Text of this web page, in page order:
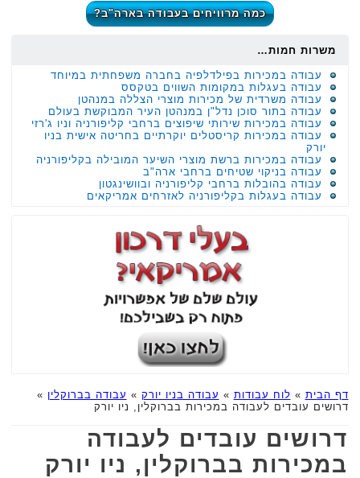
כמה מרוויחים בעבודה בארה"ב?
משרות חמות…
עבודה במכירות בפילדלפיה בחברה משפחתית במיוחד
עבודה בעגלות במקומות השווים בטקסס
עבודה משרדית של מכירות מוצרי הצללה במנהטן
עבודה בתור סוכן נדל"ן במנהטן העיר המבוקשת בעולם
עבודה במכירות שירותי שיפוצים ברחבי קליפורניה וניו ג'רזי
עבודה במכירות קריסטלים יוקרתיים בחריטה אישית בניו
יורק
עבודה במכירות ברשת מוצרי השיער המובילה בקליפורניה
עבודה בניקוי שטיחים ברחבי ארה"ב
עבודה בהובלות ברחבי קליפורניה ובוושינגטון
עבודה בעגלות בקליפורניה לאזרחים אמריקאים
דף הבית » לוח עבודות » עבודה בניו יורק » עבודה בברוקלין »
דרושים עובדים לעבודה במכירות בברוקלין, ניו יורק
דרושים עובדים לעבודה
במכירות בברוקלין, ניו יורק